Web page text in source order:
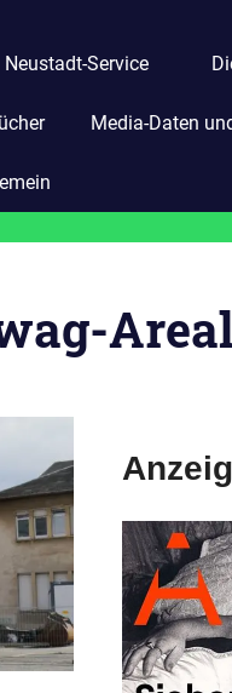
Neustadt-Service
Media-Daten